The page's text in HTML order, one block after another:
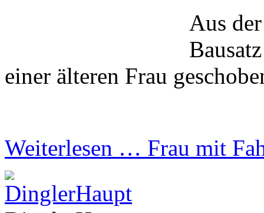
Aus
einer älteren Frau
Weiterlesen … Frau mit